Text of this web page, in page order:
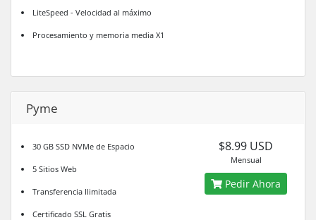
LiteSpeed - Velocidad al máximo
Procesamiento y memoria media X1
Pyme
30 GB SSD NVMe de Espacio
5 Sitios Web
Transferencia Ilimitada
Certificado SSL Gratis
$8.99 USD
Mensual
Pedir Ahora